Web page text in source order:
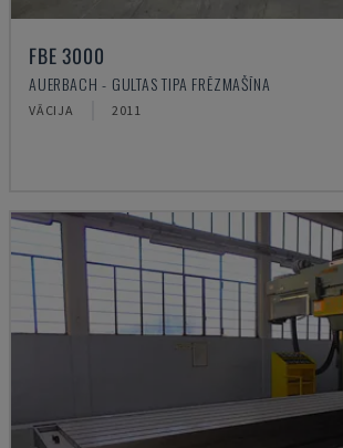
FBE 3000
AUERBACH - GULTAS TIPA FRĒZMAŠĪNA
VĀCIJA 2011